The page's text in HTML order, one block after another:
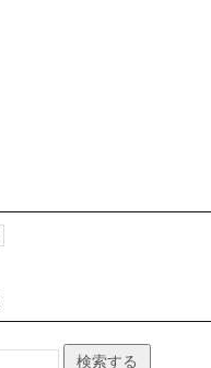
検索する